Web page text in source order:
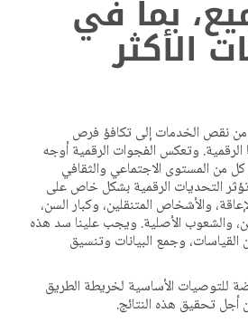
بما في
الأكثر
من نقص الخدمات إلى تكافؤ فرص
وتعكس الفجوات الرقمية أوجه
كل من المستوى الاجتماعي والثقافي
التحديات الرقمية بشكل خاص على
والأشخاص المتنقلين، وكبار السن،
والشعوب الأصلية. ويجب علينا سد هذه
وجمع البيانات وتنسيق
للتوصيات الأساسية لخريطة الطريق
أجل تحقيق هذه النتائج.